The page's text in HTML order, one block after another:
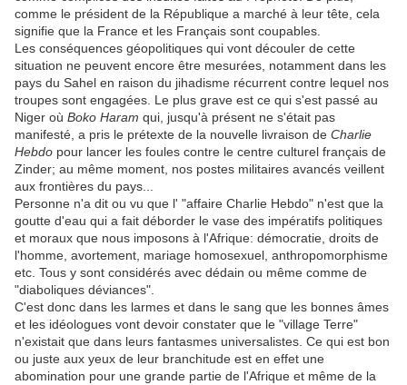
comme le président de la République a marché à leur tête, cela
signifie que la France et les Français sont coupables.
Les conséquences géopolitiques qui vont découler de cette
situation ne peuvent encore être mesurées, notamment dans les
pays du Sahel en raison du jihadisme récurrent contre lequel nos
troupes sont engagées. Le plus grave est ce qui s'est passé au
Niger où Boko Haram qui, jusqu'à présent ne s'était pas
manifesté, a pris le prétexte de la nouvelle livraison de Charlie
Hebdo pour lancer les foules contre le centre culturel français de
Zinder; au même moment, nos postes militaires avancés veillent
aux frontières du pays...
Personne n'a dit ou vu que l' "affaire Charlie Hebdo" n'est que la
goutte d'eau qui a fait déborder le vase des impératifs politiques
et moraux que nous imposons à l'Afrique: démocratie, droits de
l'homme, avortement, mariage homosexuel, anthropomorphisme
etc. Tous y sont considérés avec dédain ou même comme de
"diaboliques déviances".
C'est donc dans les larmes et dans le sang que les bonnes âmes
et les idéologues vont devoir constater que le "village Terre"
n'existait que dans leurs fantasmes universalistes. Ce qui est bon
ou juste aux yeux de leur branchitude est en effet une
abomination pour une grande partie de l'Afrique et même de la